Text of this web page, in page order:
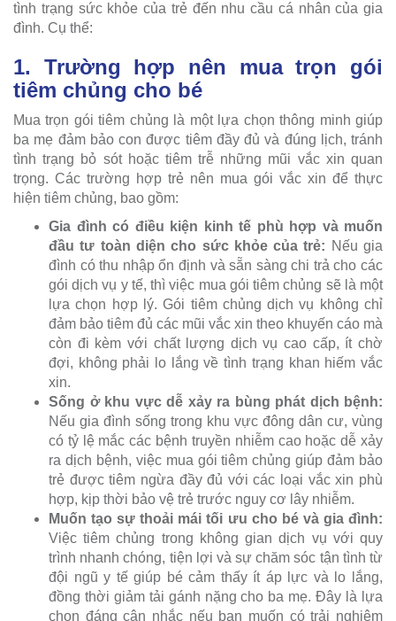
tình trạng sức khỏe của trẻ đến nhu cầu cá nhân của gia
đình. Cụ thể:
1. Trường hợp nên mua trọn gói
tiêm chủng cho bé
Mua trọn gói tiêm chủng là một lựa chọn thông minh giúp
ba mẹ đảm bảo con được tiêm đầy đủ và đúng lịch, tránh
tình trạng bỏ sót hoặc tiêm trễ những mũi vắc xin quan
trọng. Các trường hợp trẻ nên mua gói vắc xin để thực
hiện tiêm chủng, bao gồm:
Gia đình có điều kiện kinh tế phù hợp và muốn
đầu tư toàn diện cho sức khỏe của trẻ: Nếu gia
đình có thu nhập ổn định và sẵn sàng chi trả cho các
gói dịch vụ y tế, thì việc mua gói tiêm chủng sẽ là một
lựa chọn hợp lý. Gói tiêm chủng dịch vụ không chỉ
đảm bảo tiêm đủ các mũi vắc xin theo khuyến cáo mà
còn đi kèm với chất lượng dịch vụ cao cấp, ít chờ
đợi, không phải lo lắng về tình trạng khan hiếm vắc
xin.
Sống ở khu vực dễ xảy ra bùng phát dịch bệnh:
Nếu gia đình sống trong khu vực đông dân cư, vùng
có tỷ lệ mắc các bệnh truyền nhiễm cao hoặc dễ xảy
ra dịch bệnh, việc mua gói tiêm chủng giúp đảm bảo
trẻ được tiêm ngừa đầy đủ với các loại vắc xin phù
hợp, kịp thời bảo vệ trẻ trước nguy cơ lây nhiễm.
Muốn tạo sự thoải mái tối ưu cho bé và gia đình:
Việc tiêm chủng trong không gian dịch vụ với quy
trình nhanh chóng, tiện lợi và sự chăm sóc tận tình từ
đội ngũ y tế giúp bé cảm thấy ít áp lực và lo lắng,
đồng thời giảm tải gánh nặng cho ba mẹ. Đây là lựa
chọn đáng cân nhắc nếu bạn muốn có trải nghiệm